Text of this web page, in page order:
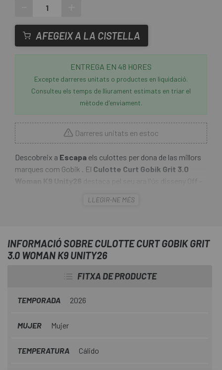
AFEGEIX A LA CISTELLA
ENTREGA EN 48 HORES
Excepte darreres unitats o productes en liquidació.
Consulteu els temps de lliurament estimats en triar el
mètode d'enviament.
Darreres unitats en estoc
Descobreix a Escapa els culottes per dona de las millors
marques com Gobik . El Culotte Curt Gobik Grit 3.0
Woman K9 Unity26
destaca pel seu ara l'ús disseny Off -
els seus elements clau com les butxaques laterals i la
augmentant la seva selló .
LLEGIR-NE MÉS
INFORMACIÓ SOBRE CULOTTE CURT GOBIK GRIT
3.0 WOMAN K9 UNITY26
FITXA DE PRODUCTE
TEMPORADA 2026
MUJER Mujer
TEMPERATURA Cálido